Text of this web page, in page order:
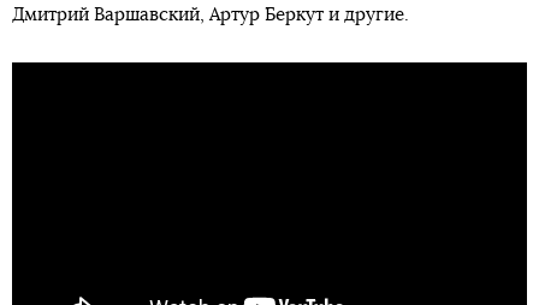
Дмитрий Варшавский, Артур Беркут и другие.